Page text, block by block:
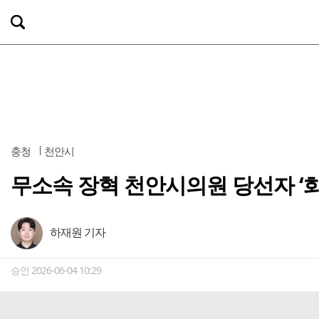
충청 천안시
무소속 장혁 천안시의원 당선자 ‘
하재원 기자
승인 2026-06-04 10:29